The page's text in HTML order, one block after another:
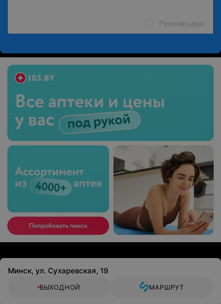
Рекомендую
Минск, ул. Сухаревская, 19
ВЫХОДНОЙ МАРШРУТ